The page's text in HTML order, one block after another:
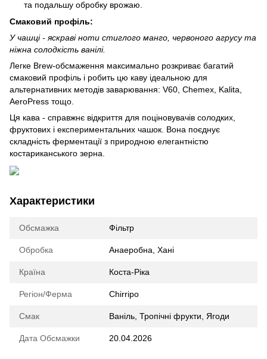
та подальшу обробку врожаю.
Смаковий профіль:
У чашці - яскраві ноти стиглого манго, червоного агрусу та
ніжна солодкість ванілі.
Легке Brew-обсмаження максимально розкриває багатий
смаковий профіль і робить цю каву ідеальною для
альтернативних методів заварювання: V60, Chemex, Kalita,
AeroPress тощо.
Ця кава - справжнє відкриття для поціновувачів солодких,
фруктових і експериментальних чашок. Вона поєднує
складність ферментації з природною елегантністю
костариканського зерна.
Характеристики
Обсмажка Фільтр
Обробка Анаеробна, Хані
Країна Коста-Ріка
Регіон/Ферма Chirripo
Смак Ваніль, Тропічні фрукти, Ягоди
Дата Обсмажки 20.04.2026